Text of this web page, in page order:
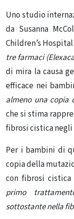
Uno studio
da Susanna
Children’s
tre farmaci
di mira la causa
efficace nei
almeno una copia
che si stima
fibrosi cistica
Per i bambini di
copia della
con fibrosi
primo
sottostante nella